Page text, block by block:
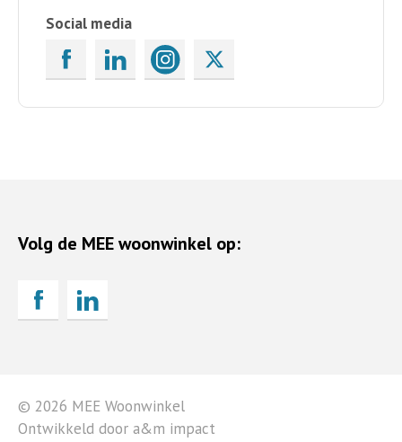
Social media
Volg de MEE woonwinkel op:
© 2026 MEE Woonwinkel
Ontwikkeld door a&m impact